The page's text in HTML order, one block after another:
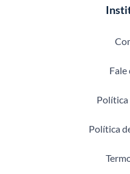
Fale
Política
Política